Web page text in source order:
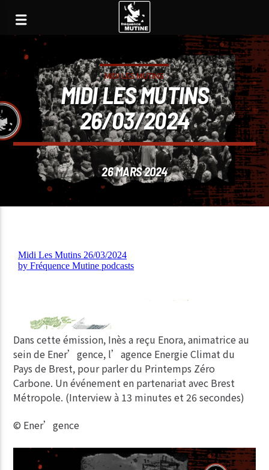
MIDI LES MUTINS
MIDI LES MUTINS
26/03/2024
26 MARS 2024
Dans cette émission, Inès a reçu Enora, animatrice au
sein de Ener’gence, l’agence Energie Climat du
Pays de Brest, pour parler du Printemps Zéro
Carbone. Un événement en partenariat avec Brest
Métropole. (Interview à 13 minutes et 26 secondes)
© Ener’gence